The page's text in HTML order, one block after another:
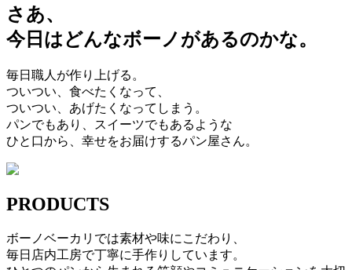
さあ、
今日はどんなボーノがあるのかな。
毎日職人が作り上げる。
ついつい、食べたくなって、
ついつい、あげたくなってしまう。
パンでもあり、スイーツでもあるような
ひと口から、幸せをお届けするパン屋さん。
PRODUCTS
ボーノベーカリでは素材や味にこだわり、
毎日店内工房で丁寧に手作りしています。